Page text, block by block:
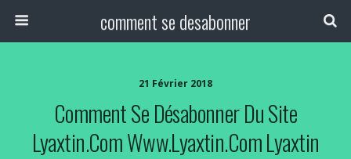
comment se desabonner
21 Février 2018
Comment Se Désabonner Du Site
Lyaxtin.com Www.lyaxtin.com Lyaxtin